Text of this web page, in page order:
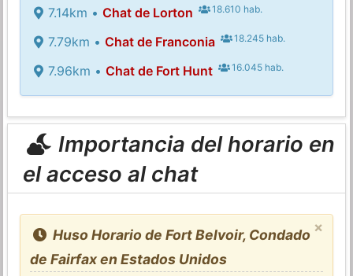
7.14km • Chat de Lorton 18.610 hab.
7.79km • Chat de Franconia 18.245 hab.
7.96km • Chat de Fort Hunt 16.045 hab.
Importancia del horario en
el acceso al chat
×
Huso Horario de Fort Belvoir, Condado
de Fairfax en Estados Unidos